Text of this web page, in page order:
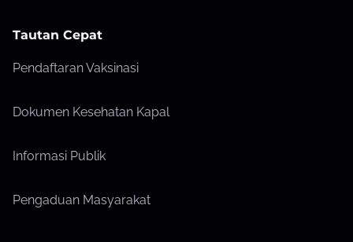
Tautan Cepat
Pendaftaran Vaksinasi
Dokumen Kesehatan Kapal
Informasi Publik
Pengaduan Masyarakat